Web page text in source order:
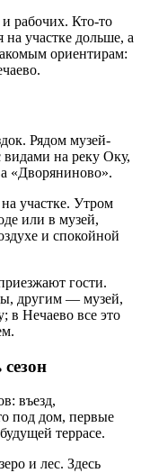
и рабочих. Кто-то
на участке дольше, а
ориентирам:
Рядом музей-
на реку Оку,
«Дворяниново».
участке. Утром
или в музей,
и спокойной
гости.
другим — музей,
в Нечаево все это
въезд,
под дом, первые
террасе.
и лес. Здесь